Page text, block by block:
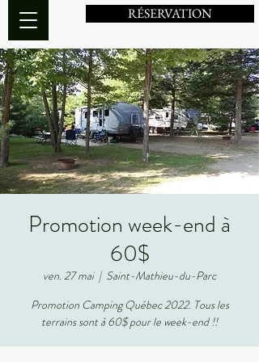
RÉSERVATION
Promotion week-end à
60$
ven. 27 mai
  |
Saint-Mathieu-du-Parc
Promotion Camping Québec 2022. Tous les
terrains sont à 60$ pour le week-end !!